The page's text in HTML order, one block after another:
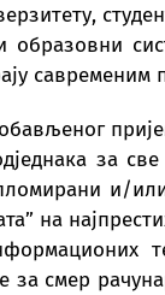
образовни
савременим
за
и/
на
за смер